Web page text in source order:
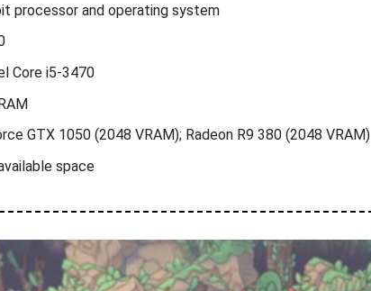
processor and operating system
Core i5-3470
GTX 1050 (2048 VRAM); Radeon R9 380 (2048 VRAM)
space